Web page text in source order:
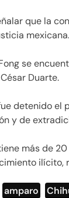
que la
mexicana.
se
Duarte.
detenido el
y de
más de
ilícito,
amparo